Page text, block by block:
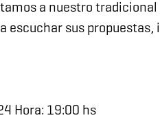
a nuestro
sus propuestas,
Hora: 19:00 hs